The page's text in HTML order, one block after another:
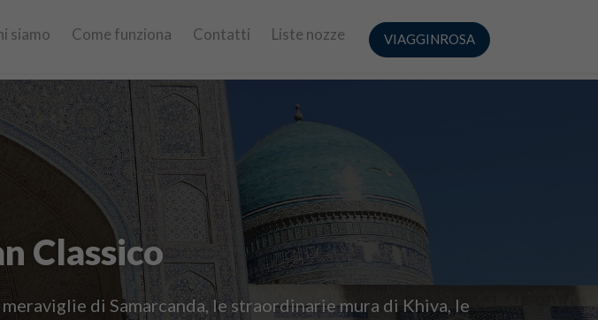
siamo Come funziona Contatti Liste nozze VIAGGINROSA
Classico
di Samarcanda, le straordinarie mura di Khiva, le